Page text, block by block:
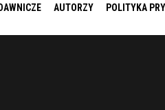
AUTORZY POLITYKA